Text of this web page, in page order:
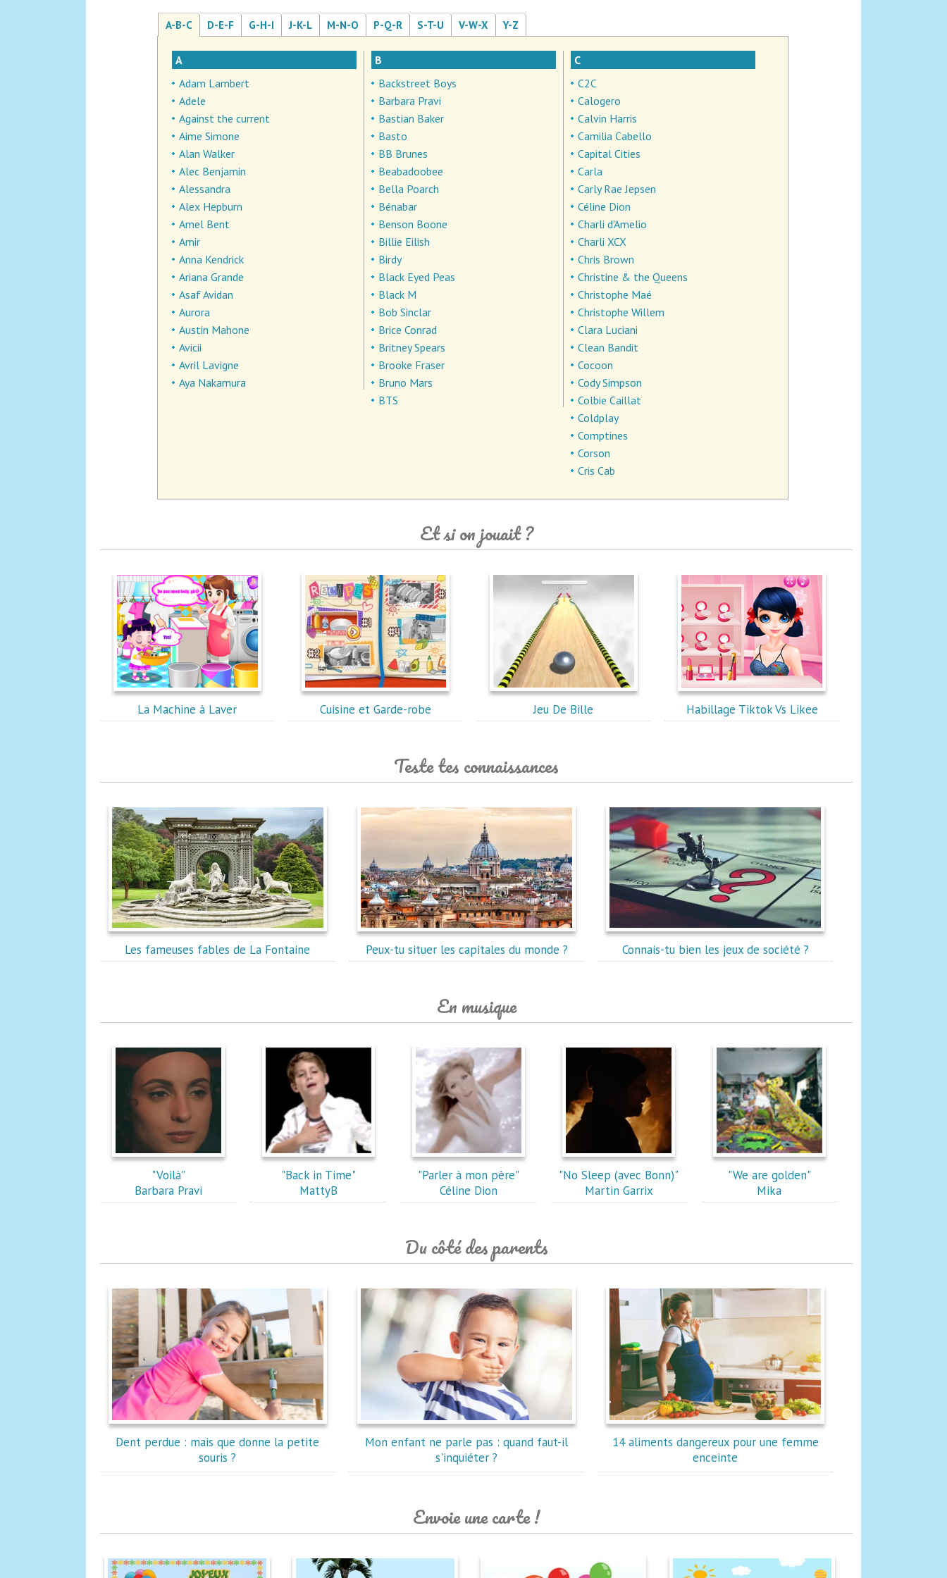
A-B-C D-E-F G-H-I J-K-L M-N-O P-Q-R S-T-U V-W-X Y-Z
A
Adam Lambert
Adele
Against the current
Aime Simone
Alan Walker
Alec Benjamin
Alessandra
Alex Hepburn
Amel Bent
Amir
Anna Kendrick
Ariana Grande
Asaf Avidan
Aurora
Austin Mahone
Avicii
Avril Lavigne
Aya Nakamura
B
Backstreet Boys
Barbara Pravi
Bastian Baker
Basto
BB Brunes
Beabadoobee
Bella Poarch
Bénabar
Benson Boone
Billie Eilish
Birdy
Black Eyed Peas
Black M
Bob Sinclar
Brice Conrad
Britney Spears
Brooke Fraser
Bruno Mars
BTS
C
C2C
Calogero
Calvin Harris
Camilia Cabello
Capital Cities
Carla
Carly Rae Jepsen
Céline Dion
Charli d'Amelio
Charli XCX
Chris Brown
Christine & the Queens
Christophe Maé
Christophe Willem
Clara Luciani
Clean Bandit
Cocoon
Cody Simpson
Colbie Caillat
Coldplay
Comptines
Corson
Cris Cab
Et si on jouait ?
La Machine à Laver Cuisine et Garde-robe Jeu De Bille Habillage Tiktok Vs Likee
Teste tes connaissances
Les fameuses fables de La Fontaine Peux-tu situer les capitales du monde ? Connais-tu bien les jeux de société ?
En musique
"Voilà"
Barbara Pravi
"Back in Time"
MattyB
"Parler à mon père"
Céline Dion
"No Sleep (avec Bonn)"
Martin Garrix
"We are golden"
Mika
Du côté des parents
Dent perdue : mais que donne la petite
souris ?
Mon enfant ne parle pas : quand faut-il
s'inquiéter ?
14 aliments dangereux pour une femme
enceinte
Envoie une carte !